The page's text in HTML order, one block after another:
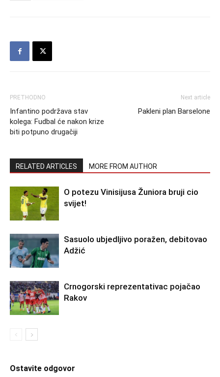
PRETHODNO
Infantino podržava stav
kolega: Fudbal će nakon krize
biti potpuno drugačiji
Next article
Pakleni plan Barselone
RELATED ARTICLES MORE FROM AUTHOR
O potezu Vinisijusa Žuniora bruji cio
svijet!
Sasuolo ubjedljivo poražen, debitovao
Adžić
Crnogorski reprezentativac pojačao
Rakov
Ostavite odgovor